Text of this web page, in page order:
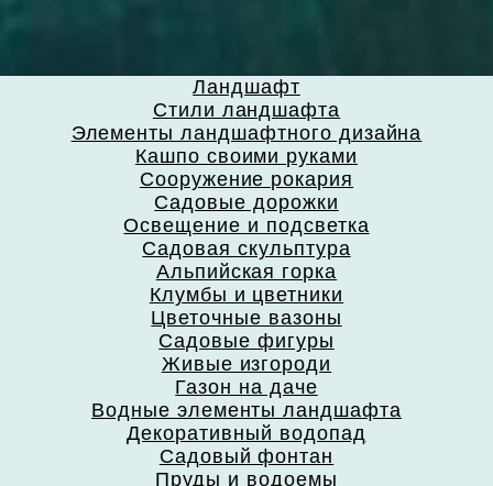
Ландшафт
Стили ландшафта
Элементы ландшафтного дизайна
Кашпо своими руками
Сооружение рокария
Садовые дорожки
Освещение и подсветка
Садовая скульптура
Альпийская горка
Клумбы и цветники
Цветочные вазоны
Садовые фигуры
Живые изгороди
Газон на даче
Водные элементы ландшафта
Декоративный водопад
Садовый фонтан
Пруды и водоемы